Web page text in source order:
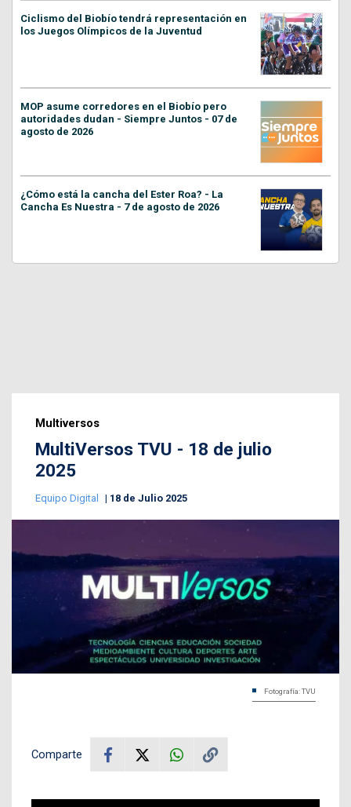
Ciclismo del Biobío tendrá representación en
los Juegos Olímpicos de la Juventud
MOP asume corredores en el Biobío pero
autoridades dudan - Siempre Juntos - 07 de
agosto de 2026
¿Cómo está la cancha del Ester Roa? - La
Cancha Es Nuestra - 7 de agosto de 2026
Multiversos
MultiVersos TVU - 18 de julio
2025
Equipo Digital 18 de Julio 2025
Fotografía: TVU
Comparte